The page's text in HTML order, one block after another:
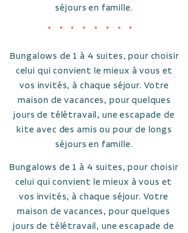
séjours en famille.
••••••••
Bungalows de 1 à 4 suites, pour choisir
celui qui convient le mieux à vous et
vos invités, à chaque séjour. Votre
maison de vacances, pour quelques
jours de télétravail, une escapade de
kite avec des amis ou pour de longs
séjours en famille.
Bungalows de 1 à 4 suites, pour choisir
celui qui convient le mieux à vous et
vos invités, à chaque séjour. Votre
maison de vacances, pour quelques
jours de télétravail, une escapade de